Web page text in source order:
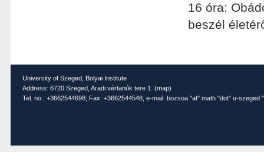
16 óra:
beszél
University of Szeged, Bolyai Institute
Address: 6720 Szeged, Aradi vértanúk tere 1. (map)
Tel. no.: +3662544698; Fax: +3662544548, e-mail: bozsoa "at" math "dot" u-szeged